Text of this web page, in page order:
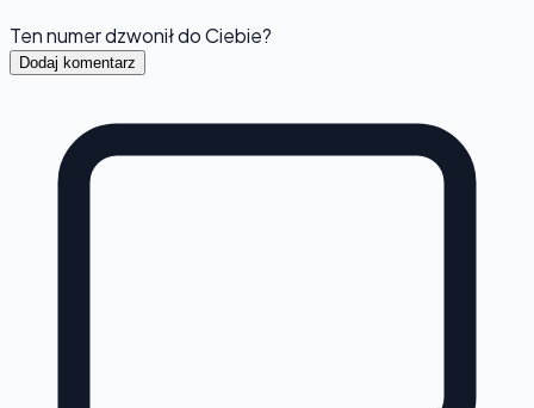
Ten numer dzwonił do Ciebie?
Dodaj komentarz